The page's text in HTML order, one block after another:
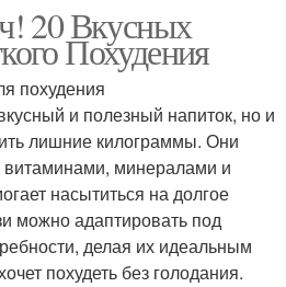
20 Вкусных
Похудения
похудения
и полезный напиток, но и
лишние килограммы. Они
витаминами, минералами и
насытиться на долгое
можно адаптировать под
делая их идеальным
похудеть без голодания.